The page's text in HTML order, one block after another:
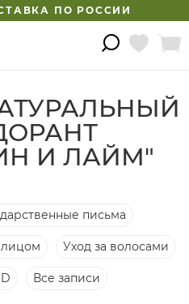
ПО РОССИИ
И ЛАЙМ"
письма
лицом Уход за волосами
Все записи